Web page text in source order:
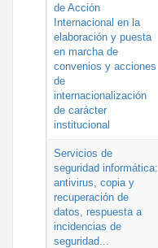
de Acción
Internacional en la
elaboración y puesta
en marcha de
convenios y acciones
de
internacionalización
de carácter
institucional
Servicios de
seguridad informática:
antivirus, copia y
recuperación de
datos, respuesta a
incidencias de
seguridad...